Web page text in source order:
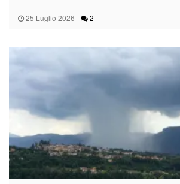
25 Luglio 2026 - 2